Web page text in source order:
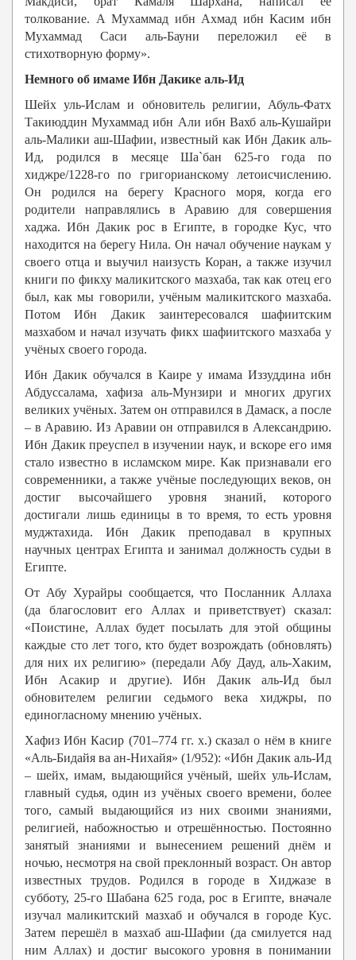
толкование. А Мухаммад ибн Ахмад ибн Касим ибн
Мухаммад Саси аль-Бауни переложил её в
стихотворную форму».
Немного об имаме Ибн Дакике аль-Ид
Шейх уль-Ислам и обновитель религии, Абуль-Фатх
Такиюддин Мухаммад ибн Али ибн Вахб аль-Кушайри
аль-Малики аш-Шафии, известный как Ибн Дакик аль-
Ид, родился в месяце Ша`бан 625-го года по
хиджре/1228-го по григорианскому летоисчислению.
Он родился на берегу Красного моря, когда его
родители направлялись в Аравию для совершения
хаджа. Ибн Дакик рос в Египте, в городке Кус, что
находится на берегу Нила. Он начал обучение наукам у
своего отца и выучил наизусть Коран, а также изучил
книги по фикху маликитского мазхаба, так как отец его
был, как мы говорили, учёным маликитского мазхаба.
Потом Ибн Дакик заинтересовался шафиитским
мазхабом и начал изучать фикх шафиитского мазхаба у
учёных своего города.
Ибн Дакик обучался в Каире у имама Иззуддина ибн
Абдуссалама, хафиза аль-Мунзири и многих других
великих учёных. Затем он отправился в Дамаск, а после
– в Аравию. Из Аравии он отправился в Александрию.
Ибн Дакик преуспел в изучении наук, и вскоре его имя
стало известно в исламском мире. Как признавали его
современники, а также учёные последующих веков, он
достиг высочайшего уровня знаний, которого
достигали лишь единицы в то время, то есть уровня
муджтахида. Ибн Дакик преподавал в крупных
научных центрах Египта и занимал должность судьи в
Египте.
От Абу Хурайры сообщается, что Посланник Аллаха
(да благословит его Аллах и приветствует) сказал:
«Поистине, Аллах будет посылать для этой общины
каждые сто лет того, кто будет возрождать (обновлять)
для них их религию» (передали Абу Дауд, аль-Хаким,
Ибн Асакир и другие). Ибн Дакик аль-Ид был
обновителем религии седьмого века хиджры, по
единогласному мнению учёных.
Хафиз Ибн Касир (701–774 гг. х.) сказал о нём в книге
«Аль-Бидайя ва ан-Нихайя» (1/952): «Ибн Дакик аль-Ид
– шейх, имам, выдающийся учёный, шейх уль-Ислам,
главный судья, один из учёных своего времени, более
того, самый выдающийся из них своими знаниями,
религией, набожностью и отрешённостью. Постоянно
занятый знаниями и вынесением решений днём и
ночью, несмотря на свой преклонный возраст. Он автор
известных трудов. Родился в городе в Хиджазе в
субботу, 25-го Шабана 625 года, рос в Египте, вначале
изучал маликитский мазхаб и обучался в городе Кус.
Затем перешёл в мазхаб аш-Шафии (да смилуется над
ним Аллах) и достиг высокого уровня в понимании